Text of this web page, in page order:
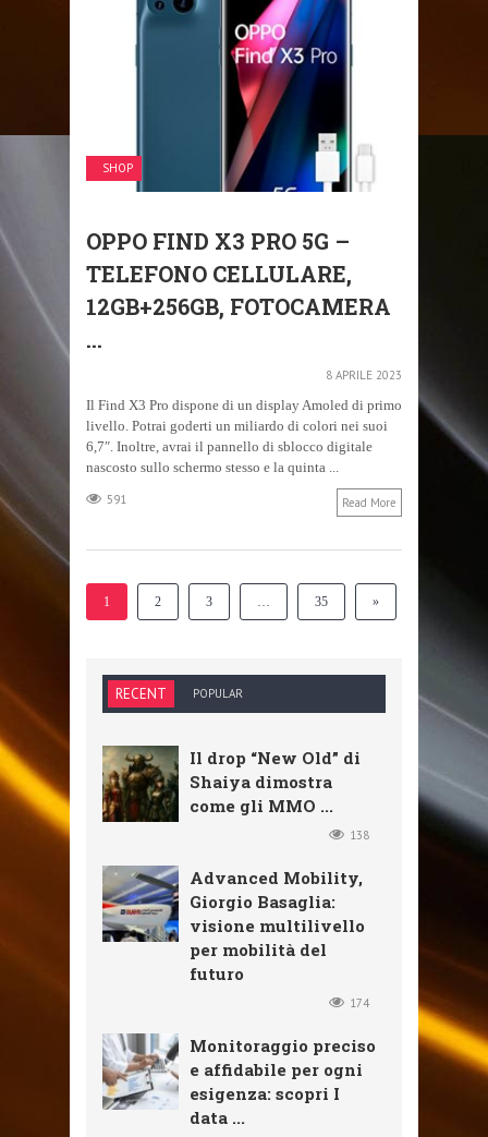
SHOP
OPPO FIND X3 PRO 5G –
TELEFONO CELLULARE,
12GB+256GB, FOTOCAMERA
...
8 APRILE 2023
Il Find X3 Pro dispone di un display Amoled di primo
livello. Potrai goderti un miliardo di colori nei suoi
6,7″. Inoltre, avrai il pannello di sblocco digitale
nascosto sullo schermo stesso e la quinta ...
591 Read More
1 2 3 35 »
RECENT POPULAR
Il drop “New Old” di
Shaiya dimostra
come gli MMO ...
138
Advanced Mobility,
Giorgio Basaglia:
visione multilivello
per mobilità del
futuro
174
Monitoraggio preciso
e affidabile per ogni
esigenza: scopri I
data ...